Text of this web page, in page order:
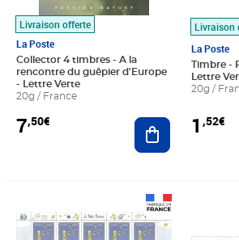
Livraison offerte
La Poste
Collector 4 timbres - A la
rencontre du guêpier d'Europe
- Lettre Verte
20g / France
7,50€ Ajouter au
Livraison
La Poste
Timbre -
Lettre
20g /
1 ,52€